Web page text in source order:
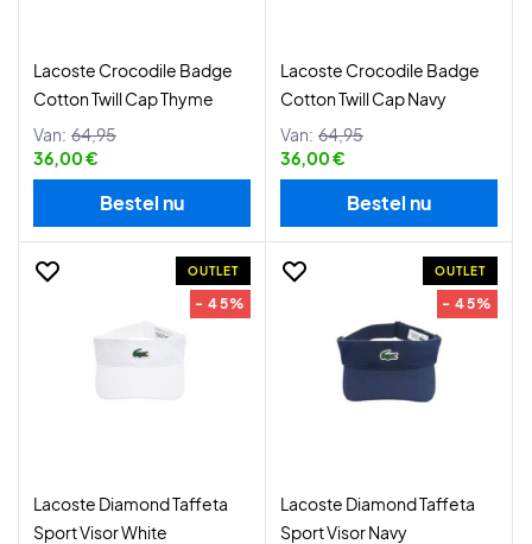
Lacoste Crocodile Badge
Cotton Twill Cap Thyme
Van: 64,95
36,00 €
Bestel nu
Lacoste Crocodile Badge
Cotton Twill Cap Navy
Van: 64,95
36,00 €
Bestel nu
OUTLET
- 45%
Lacoste Diamond Taffeta
Sport Visor White
OUTLET
- 45%
Lacoste Diamond Taffeta
Sport Visor Navy